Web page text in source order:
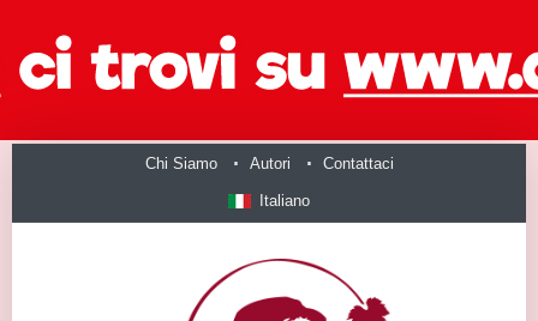
Chi Siamo Autori Contattaci
Italiano